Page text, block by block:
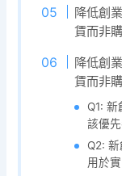
降低創
賃而非
降低創
賃而非
Q1:
該優
Q2:
用於